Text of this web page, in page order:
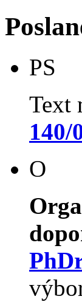
PS
Text
140/
O